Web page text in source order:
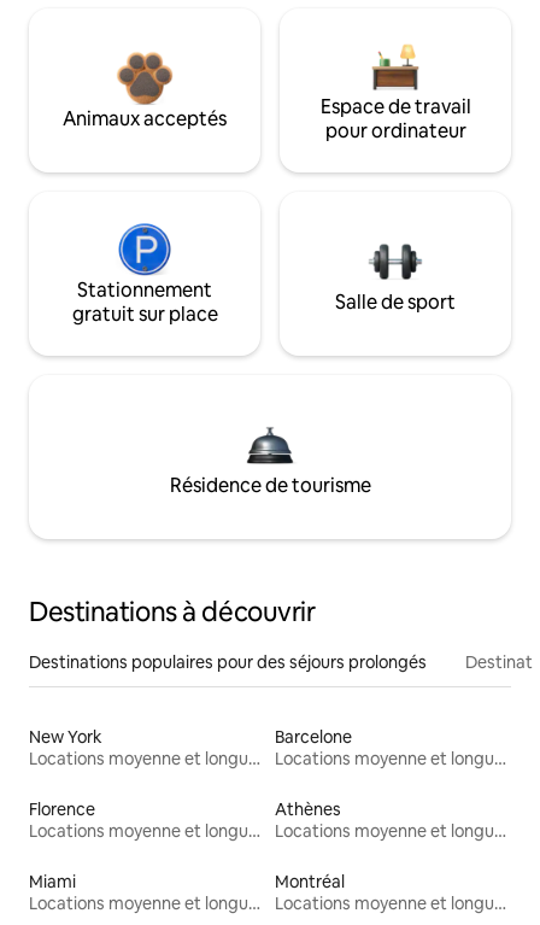
Animaux acceptés
Espace de travail
pour ordinateur
Stationnement
gratuit sur place
Salle de sport
Résidence de tourisme
Destinations à découvrir
Destinations populaires pour des séjours prolongés
New York
Locations moyenne et longue durée
Barcelone
Locations moyenne et longue durée
Florence
Locations moyenne et longue durée
Athènes
Locations moyenne et longue durée
Miami
Locations moyenne et longue durée
Montréal
Locations moyenne et longue durée